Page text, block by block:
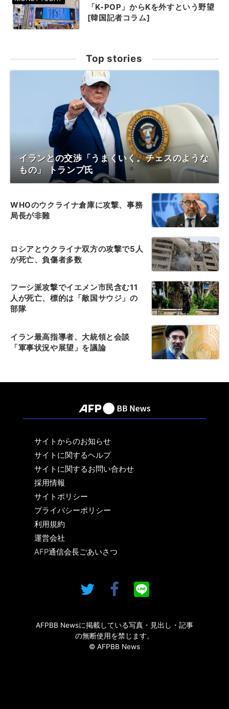
「K-POP」からKを外すという野望
[韓国記者コラム]
Top stories
イランとの交渉「うまくいく。チェスのような
もの」 トランプ氏
WHOのウクライナ倉庫に攻撃、事務
局長が非難
ロシアとウクライナ双方の攻撃で5人
が死亡、負傷者多数
フーシ派攻撃でイエメン市民含む11
人が死亡、標的は「敵国サウジ」の
部隊
イラン最高指導者、大統領と会談
「軍事状況や展望」を議論
サイトからのお知らせ
サイトに関するヘルプ
サイトに関するお問い合わせ
採用情報
サイトポリシー
プライバシーポリシー
利用規約
運営会社
AFP通信会長ごあいさつ
AFPBB Newsに掲載している写真・見出し・記事
の無断使用を禁じます。
© AFPBB News